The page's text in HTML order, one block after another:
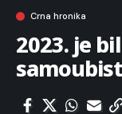
Crna hronika
2023. je